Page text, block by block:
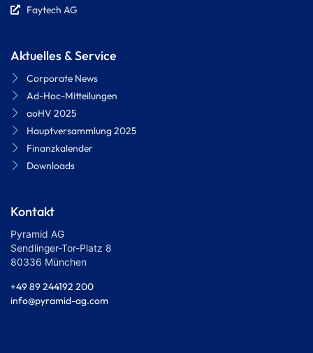
Faytech AG
Aktuelles & Service
Corporate News
Ad-Hoc-Mitteilungen
aoHV 2025
Hauptversammlung 2025
Finanzkalender
Downloads
Kontakt
Pyramid AG
Sendlinger-Tor-Platz 8
80336 München
+49 89 244192 200
info@pyramid-ag.com